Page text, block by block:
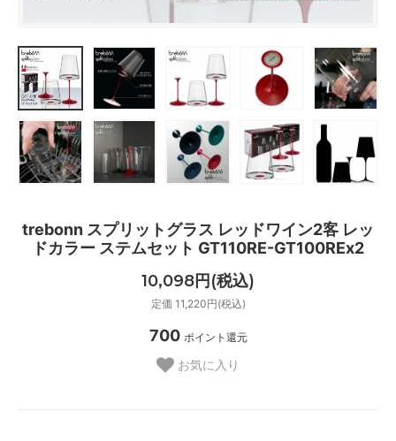
trebonn スプリットグラス レッドワイン2客 レッ
ドカラー ステムセット GT110RE-GT100REx2
10,098円(税込)
定価 11,220円(税込)
700 ポイント還元
お気に入り